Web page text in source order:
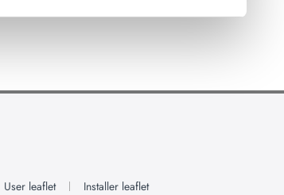
User leaflet Installer leaflet